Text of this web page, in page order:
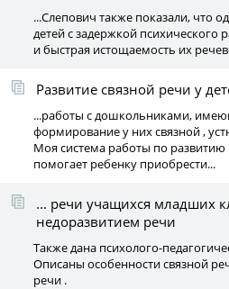
...Слепович также показали, что
детей с задержкой психического
и быстрая истощаемость их
Развитие связной речи у
...работы с дошкольниками,
формирование у них связной ,
Моя система работы по
помогает ребенку приобрести...
... речи учащихся младших
недоразвитием речи
Также дана психолого-
Описаны особенности связной
речи .